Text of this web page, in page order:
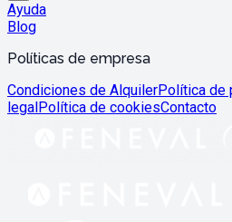
Ayuda
Blog
Políticas de empresa
Condiciones de AlquilerPolítica de
legalPolítica de cookiesContacto